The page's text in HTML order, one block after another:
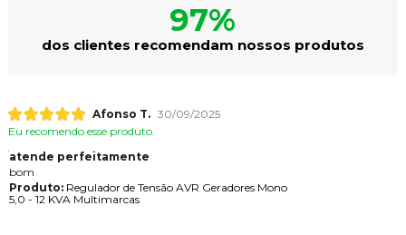
97%
dos clientes recomendam nossos produtos
Afonso T. 30/09/2025
Eu recomendo esse produto.
atende perfeitamente
bom
Produto:Regulador de Tensão AVR Geradores Mono
5,0 - 12 KVA Multimarcas